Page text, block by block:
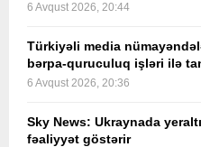
6 Avqust 2026, 20:44
Türkiyəli media
bərpa-quruculuq işləri ilə
6 Avqust 2026, 20:36
Sky News: Ukraynada
fəaliyyət göstərir